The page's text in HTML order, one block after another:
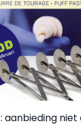
: aanbieding